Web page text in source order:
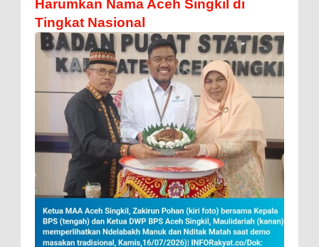
Harumkan Nama Aceh Singkil di
Tingkat Nasional